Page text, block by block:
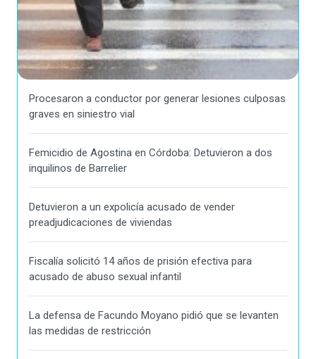
Procesaron a conductor por generar lesiones culposas
graves en siniestro vial
Femicidio de Agostina en Córdoba: Detuvieron a dos
inquilinos de Barrelier
Detuvieron a un expolicía acusado de vender
preadjudicaciones de viviendas
Fiscalía solicitó 14 años de prisión efectiva para
acusado de abuso sexual infantil
La defensa de Facundo Moyano pidió que se levanten
las medidas de restricción